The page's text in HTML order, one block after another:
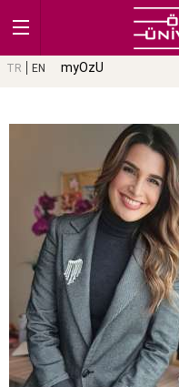
TR EN myOzU